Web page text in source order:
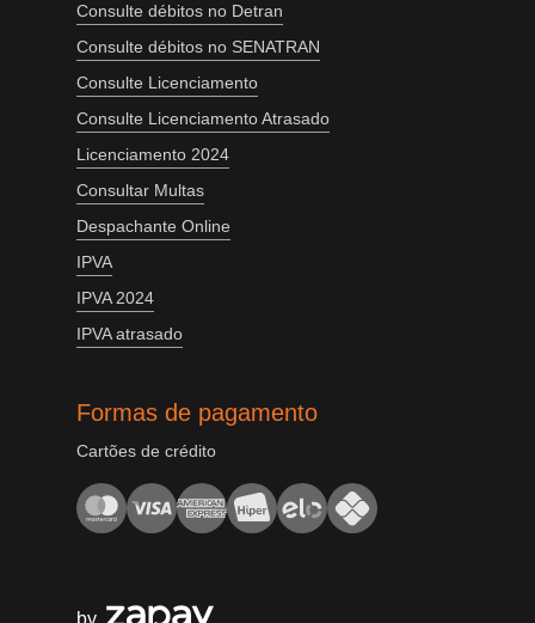
Consulte débitos no Detran
Consulte débitos no SENATRAN
Consulte Licenciamento
Consulte Licenciamento Atrasado
Licenciamento 2024
Consultar Multas
Despachante Online
IPVA
IPVA 2024
IPVA atrasado
Formas de pagamento
Cartões de crédito
by